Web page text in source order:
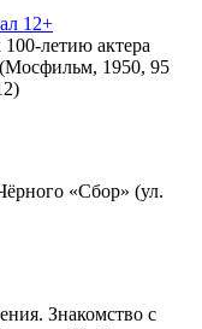
12+
летию актера
(Мосфильм, 1950, 95
«Сбор» (ул.
Знакомство с